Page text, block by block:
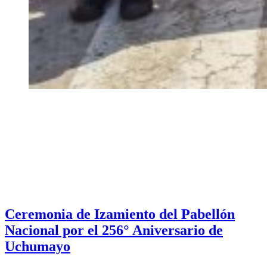
Ceremonia de Izamiento del Pabellón
Nacional por el 256° Aniversario de
Uchumayo